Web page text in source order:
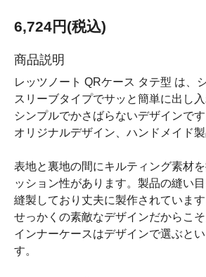
6,724円(税込)
商品説明
レッツノート QRケース タテ型 は、
スリーブタイプでサッと簡単に出し入
シンプルでかさばらないデザインです
オリジナルデザイン、ハンドメイド製
表地と裏地の間にキルティング素材
ッション性があります。製品の縫い
縫製しており丈夫に製作されています
せっかくの素敵なデザインだからこ
インナーケースはデザインで選ぶと
す。